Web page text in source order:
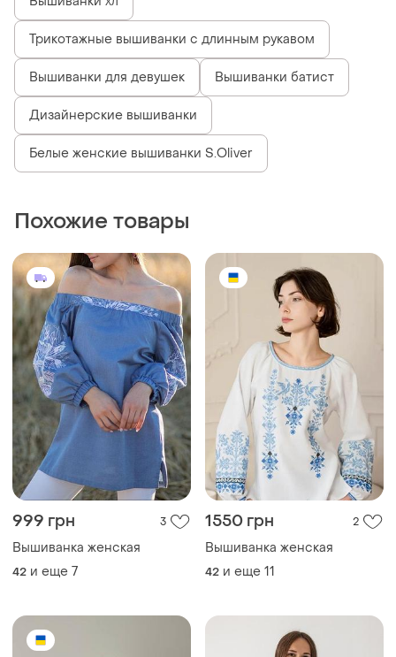
Трикотажные вышиванки с длинным рукавом
Вышиванки для девушек Вышиванки батист
Дизайнерские вышиванки
Белые женские вышиванки S.Oliver
Похожие товары
999 грн 3
Вышиванка женская
42 и еще 7
1550 грн 2
Вышиванка женская
42 и еще 11